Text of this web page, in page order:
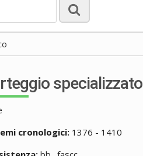
specializzato
cronologici: 1376 - 1410